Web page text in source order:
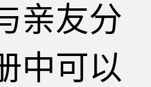
亲友分
中可以